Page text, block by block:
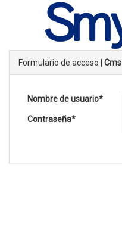
Formulario de acceso | Cms
Nombre de usuario*
Contraseña*